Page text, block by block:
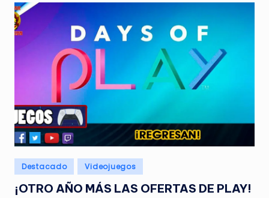
Publicado
en
Destacado Videojuegos
¡OTRO AÑO MÁS LAS OFERTAS DE PLAY!